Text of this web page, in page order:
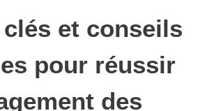
clés et conseils
pour réussir
des